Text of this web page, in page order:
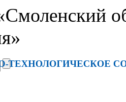
ТЕХНОЛОГИЧЕСКОЕ